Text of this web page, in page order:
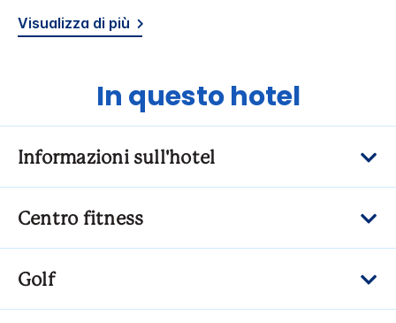
Visualizza di più
In questo hotel
Informazioni sull'hotel
Centro fitness
Golf